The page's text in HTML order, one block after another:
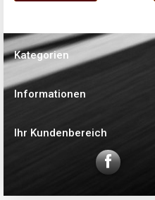
Kategorien
Informationen
Ihr Kundenbereich